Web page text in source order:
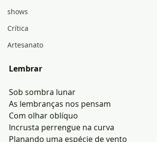
shows
Crítica
Artesanato
Lembrar
Sob sombra lunar
As lembranças nos pensam
Com olhar oblíquo
Incrusta perrengue na curva
Planando uma espécie de vento